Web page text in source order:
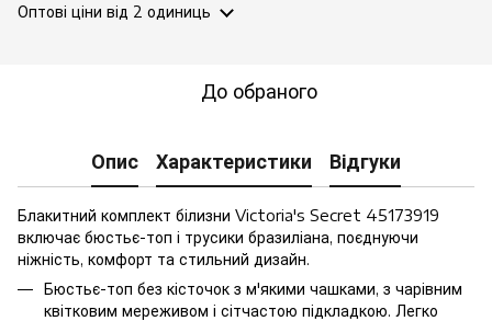
Оптові ціни від 2 одиниць
До обраного
Опис Характеристики Відгуки
Блакитний комплект білизни Victoria's Secret 45173919
включає бюстьє-топ і трусики бразиліана, поєднуючи
ніжність, комфорт та стильний дизайн.
Бюстьє-топ без кісточок з м'якими чашками, з чарівним
квітковим мереживом і сітчастою підкладкою. Легко